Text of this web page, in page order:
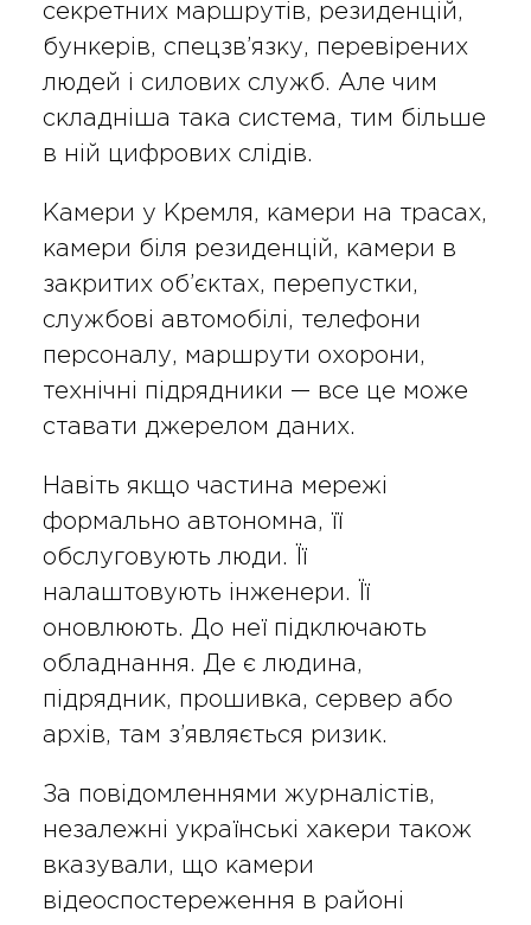
секретних маршрутів, резиденцій,
бункерів, спецзв’язку, перевірених
людей і силових служб. Але чим
складніша така система, тим більше
в ній цифрових слідів.
Камери у Кремля, камери на трасах,
камери біля резиденцій, камери в
закритих об’єктах, перепустки,
службові автомобілі, телефони
персоналу, маршрути охорони,
технічні підрядники — все це може
ставати джерелом даних.
Навіть якщо частина мережі
формально автономна, її
обслуговують люди. Її
налаштовують інженери. Її
оновлюють. До неї підключають
обладнання. Де є людина,
підрядник, прошивка, сервер або
архів, там з’являється ризик.
За повідомленнями журналістів,
незалежні українські хакери також
вказували, що камери
відеоспостереження в районі